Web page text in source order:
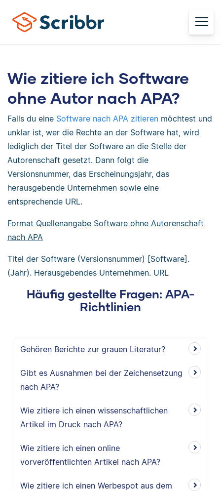
Wie zitiere ich Software
ohne Autor nach APA?
Falls du eine Software nach APA zitieren möchtest und
unklar ist, wer die Rechte an der Software hat, wird
lediglich der Titel der Software an die Stelle der
Autorenschaft gesetzt. Dann folgt die
Versionsnummer, das Erscheinungsjahr, das
herausgebende Unternehmen sowie eine
entsprechende URL.
Format Quellenangabe Software ohne Autorenschaft
nach APA
Titel der Software (Versionsnummer) [Software].
(Jahr). Herausgebendes Unternehmen. URL
Häufig gestellte Fragen: APA-
Richtlinien
Gehören Berichte zur grauen Literatur?
Gibt es Ausnahmen bei der Zeichensetzung
nach APA?
Wie zitiere ich einen wissenschaftlichen
Artikel im Druck nach APA?
Wie zitiere ich einen online
vorveröffentlichten Artikel nach APA?
Wie zitiere ich einen Werbespot aus dem